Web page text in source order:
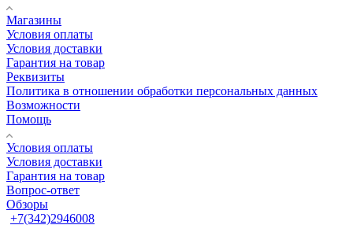
Магазины
Условия оплаты
Условия доставки
Гарантия на товар
Реквизиты
Политика в отношении обработки персональных данных
Возможности
Помощь
Условия оплаты
Условия доставки
Гарантия на товар
Вопрос-ответ
Обзоры
+7(342)2946008